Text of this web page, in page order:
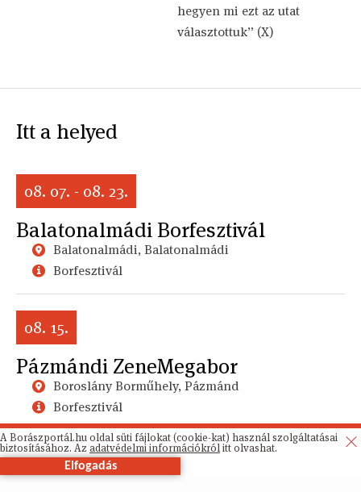
hegyen mi ezt az utat
választottuk” (X)
Itt a helyed
08. 07. - 08. 23.
Balatonalmádi Borfesztivál
Balatonalmádi, Balatonalmádi
Borfesztivál
08. 15.
Pázmándi ZeneMegabor
Boroslány Borműhely, Pázmánd
Borfesztivál
A Borászportál.hu oldal süti fájlokat (cookie-kat) használ szolgáltatásai
biztosításához. Az adatvédelmi információkrólitt olvashat.
Elfogadás